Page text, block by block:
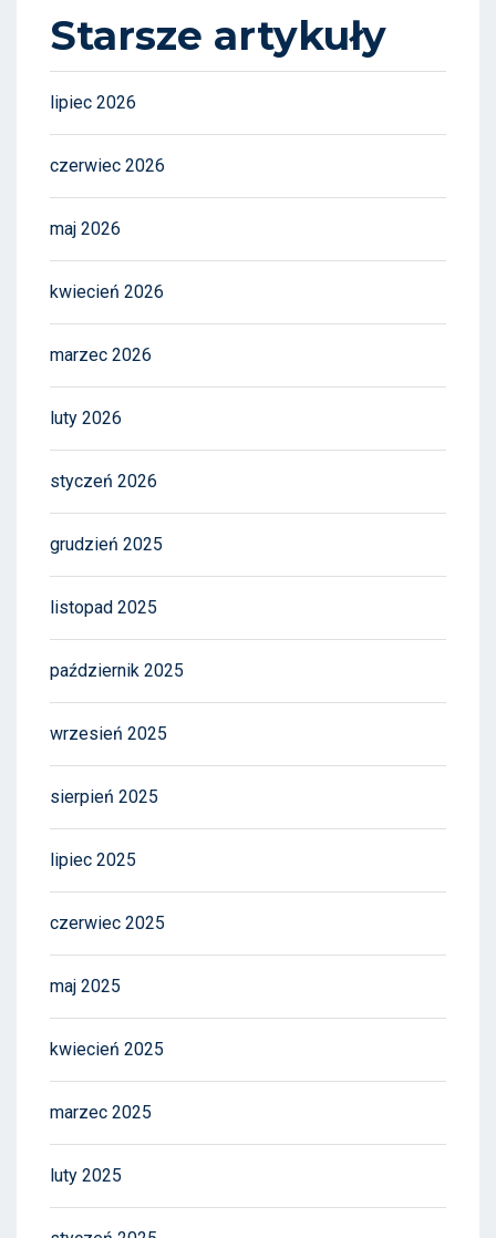
Starsze artykuły
lipiec 2026
czerwiec 2026
maj 2026
kwiecień 2026
marzec 2026
luty 2026
styczeń 2026
grudzień 2025
listopad 2025
październik 2025
wrzesień 2025
sierpień 2025
lipiec 2025
czerwiec 2025
maj 2025
kwiecień 2025
marzec 2025
luty 2025